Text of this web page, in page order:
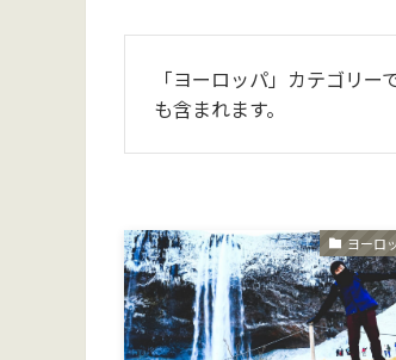
「ヨーロッパ」カテゴリ
も含まれます。
ヨーロ